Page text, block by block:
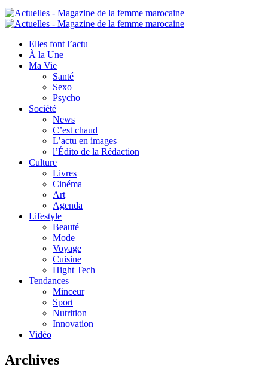
Elles font l’actu
À la Une
Ma Vie
Santé
Sexo
Psycho
Société
News
C’est chaud
L’actu en images
l’Édito de la Rédaction
Culture
Livres
Cinéma
Art
Agenda
Lifestyle
Beauté
Mode
Voyage
Cuisine
Hight Tech
Tendances
Minceur
Sport
Nutrition
Innovation
Vidéo
Archives